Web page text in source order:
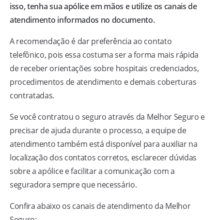
isso, tenha sua apólice em mãos e utilize os canais de
atendimento informados no documento.
A recomendação é dar preferência ao contato
telefônico, pois essa costuma ser a forma mais rápida
de receber orientações sobre hospitais credenciados,
procedimentos de atendimento e demais coberturas
contratadas.
Se você contratou o seguro através da Melhor Seguro e
precisar de ajuda durante o processo, a equipe de
atendimento também está disponível para auxiliar na
localização dos contatos corretos, esclarecer dúvidas
sobre a apólice e facilitar a comunicação com a
seguradora sempre que necessário.
Confira abaixo os canais de atendimento da Melhor